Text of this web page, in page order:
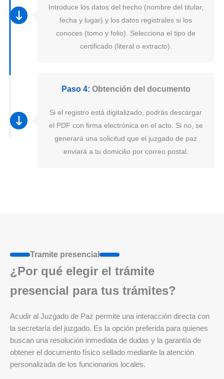
Introduce los datos del hecho (nombre del titular,
fecha y lugar) y los datos registrales si los
conoces (tomo y folio). Selecciona el tipo de
certificado (literal o extracto).
Paso 4: Obtención del documento
Si el registro está digitalizado, podrás descargar
el PDF con firma electrónica en el acto. Si no, se
generará una solicitud que el juzgado de paz
enviará a tu domicilio por correo postal.
Tramite presencial
¿Por qué elegir el trámite
presencial para tus trámites?
Acudir al Juzgado de Paz permite una interacción directa con
la secretaría del juzgado. Es la opción preferida para quienes
buscan una resolución inmediata de dudas y la garantía de
obtener el documento físico sellado mediante la atención
personalizada de los funcionarios locales.